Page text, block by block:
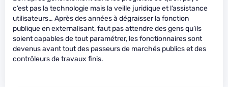
c’est pas la technologie mais la veille juridique et l’assistance
utilisateurs… Après des années à dégraisser la fonction
publique en externalisant, faut pas attendre des gens qu’ils
soient capables de tout paramétrer, les fonctionnaires sont
devenus avant tout des passeurs de marchés publics et des
contrôleurs de travaux finis.